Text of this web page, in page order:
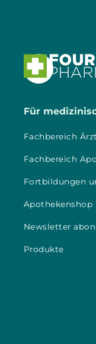

Für
Fachbereich
Fachbereich
Fortbildungen
Apothekenshop
Newsletter
Produkte